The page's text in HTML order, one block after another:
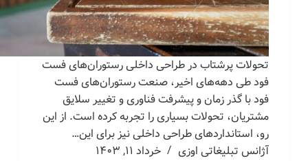
تحولات پرشتاب در طراحی داخلی رستوران‌های فست
فود طی دهه‌های اخیر، صنعت رستوران‌های فست
فود با گذر زمان و پیشرفت فناوری و تغییر سلایق
مشتریان، تحولات بسیاری را تجربه کرده است. از این
رو، استانداردهای طراحی داخلی نیز برای این…
آژانس تبلیغاتی اوزی
خرداد ۱۱, ۱۴۰۳